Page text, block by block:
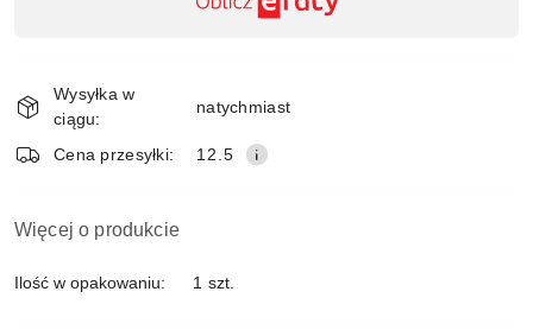
dostawa
Wysyłka w
ciągu:
natychmiast
Cena przesyłki: 12.5
Więcej o produkcie
Ilość w opakowaniu: 1 szt.